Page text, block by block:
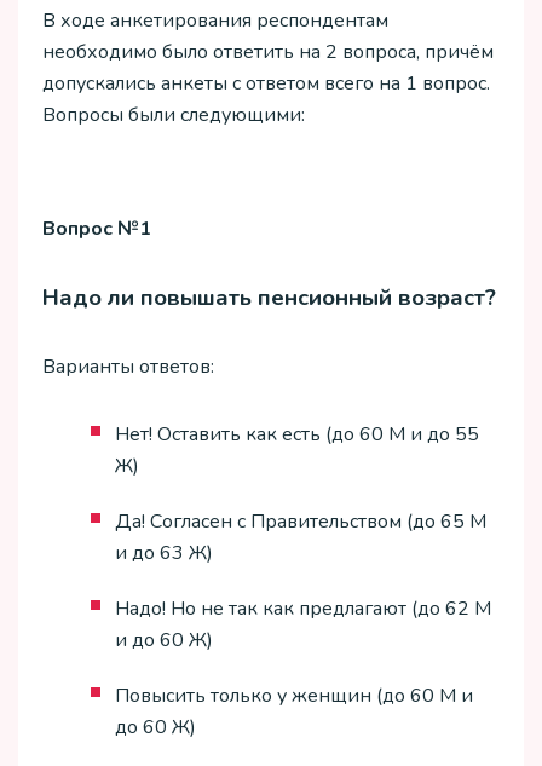
В ходе анкетирования респондентам
необходимо было ответить на 2 вопроса, причём
допускались анкеты с ответом всего на 1 вопрос.
Вопросы были следующими:
Вопрос №1
Надо ли повышать пенсионный возраст?
Варианты ответов:
Нет! Оставить как есть (до 60 М и до 55
Ж)
Да! Согласен с Правительством (до 65 М
и до 63 Ж)
Надо! Но не так как предлагают (до 62 М
и до 60 Ж)
Повысить только у женщин (до 60 М и
до 60 Ж)